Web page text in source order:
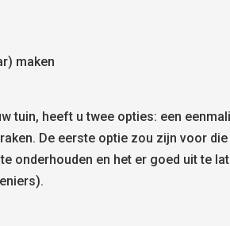
maken
tuin, heeft u twee opties: een
De eerste optie zou zijn voor
onderhouden en het er goed uit te